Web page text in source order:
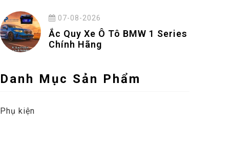
07-08-2026
Ắc Quy Xe Ô Tô BMW 1 Series
Chính Hãng
Danh Mục Sản Phẩm
Phụ kiện